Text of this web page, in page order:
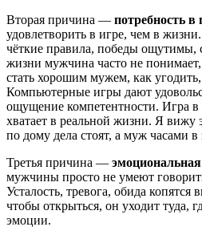
Вторая причина — потребность в
удовлетворить в игре, чем в
чёткие правила, победы ощутимы,
жизни мужчина часто не
стать хорошим мужем, как
Компьютерные игры дают
ощущение компетентности. Игра в
хватает в реальной жизни. Я вижу
по дому дела стоят, а муж часами в
Третья причина —
мужчины просто не умеют
Усталость, тревога, обида
чтобы открыться, он уходит туда,
эмоции.